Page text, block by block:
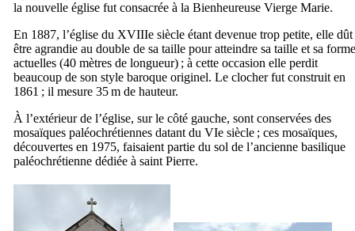
la nouvelle église fut consacrée à la Bienheureuse Vierge Marie.
En 1887, l’église du XVIIIe siècle étant devenue trop petite, elle dût
être agrandie au double de sa taille pour atteindre sa taille et sa forme
actuelles (40 mètres de longueur) ; à cette occasion elle perdit
beaucoup de son style baroque originel. Le clocher fut construit en
1861 ; il mesure 35 m de hauteur.
À l’extérieur de l’église, sur le côté gauche, sont conservées des
mosaïques paléochrétiennes datant du VIe siècle ; ces mosaïques,
découvertes en 1975, faisaient partie du sol de l’ancienne basilique
paléochrétienne dédiée à saint Pierre.